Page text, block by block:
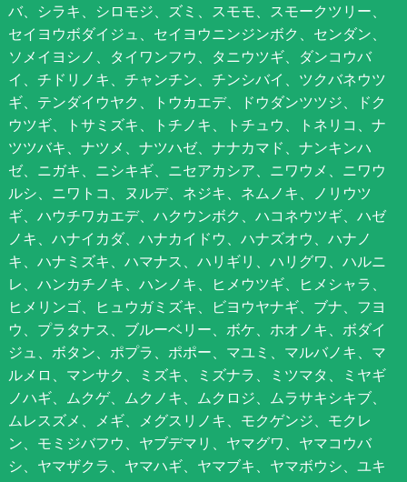
バ、シラキ、シロモジ、ズミ、スモモ、スモークツリー、
セイヨウボダイジュ、セイヨウニンジンボク、センダン、
ソメイヨシノ、タイワンフウ、タニウツギ、ダンコウバ
イ、チドリノキ、チャンチン、チンシバイ、ツクバネウツ
ギ、テンダイウヤク、トウカエデ、ドウダンツツジ、ドク
ウツギ、トサミズキ、トチノキ、トチュウ、トネリコ、ナ
ツツバキ、ナツメ、ナツハゼ、ナナカマド、ナンキンハ
ゼ、ニガキ、ニシキギ、ニセアカシア、ニワウメ、ニワウ
ルシ、ニワトコ、ヌルデ、ネジキ、ネムノキ、ノリウツ
ギ、ハウチワカエデ、ハクウンボク、ハコネウツギ、ハゼ
ノキ、ハナイカダ、ハナカイドウ、ハナズオウ、ハナノ
キ、ハナミズキ、ハマナス、ハリギリ、ハリグワ、ハルニ
レ、ハンカチノキ、ハンノキ、ヒメウツギ、ヒメシャラ、
ヒメリンゴ、ヒュウガミズキ、ビヨウヤナギ、ブナ、フヨ
ウ、プラタナス、ブルーベリー、ボケ、ホオノキ、ボダイ
ジュ、ボタン、ポプラ、ポポー、マユミ、マルバノキ、マ
ルメロ、マンサク、ミズキ、ミズナラ、ミツマタ、ミヤギ
ノハギ、ムクゲ、ムクノキ、ムクロジ、ムラサキシキブ、
ムレスズメ、メギ、メグスリノキ、モクゲンジ、モクレ
ン、モミジバフウ、ヤブデマリ、ヤマグワ、ヤマコウバ
シ、ヤマザクラ、ヤマハギ、ヤマブキ、ヤマボウシ、ユキ